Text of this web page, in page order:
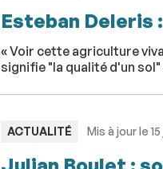
Esteban Deleris
« Voir cette agriculture
signifie "la qualité d'un
TYPE
ACTUALITÉ Mis à jour le